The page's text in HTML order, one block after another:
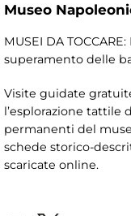
Museo
MUSEI DA
superamento delle
Visite guidate
l’esplorazione tattile
permanenti del
schede storico-
scaricate online.